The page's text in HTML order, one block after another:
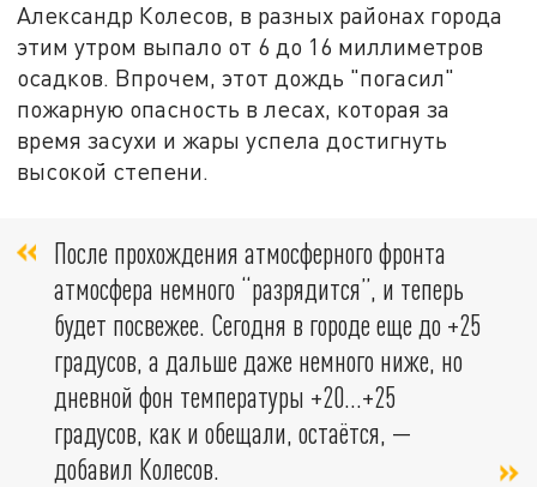
Александр Колесов, в разных районах города
этим утром выпало от 6 до 16 миллиметров
осадков. Впрочем, этот дождь "погасил"
пожарную опасность в лесах, которая за
время засухи и жары успела достигнуть
высокой степени.
После прохождения атмосферного фронта
атмосфера немного “разрядится”, и теперь
будет посвежее. Сегодня в городе еще до +25
градусов, а дальше даже немного ниже, но
дневной фон температуры +20…+25
градусов, как и обещали, остаётся, —
добавил Колесов.